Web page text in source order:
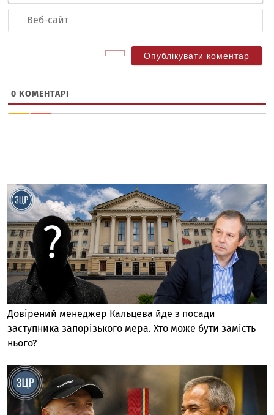
0 КОМЕНТАРІ
Довірений менеджер Кальцева йде з посади
заступника запорізького мера. Хто може бути замість
нього?